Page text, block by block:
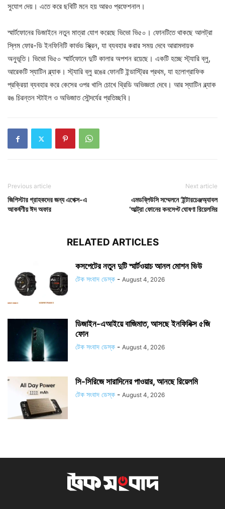
সুযোগ দেয়। এতে করে ছবিটি মনে হয় আরও প্রফেশনাল।
স্মার্টফোনের ডিজাইনে নতুন মাত্রা যোগ করেছে ভিভো ভি৫০। ফোনটিতে থাকছে আলট্রা
স্লিম ফোর-ডি ইনফিনিটি কার্ভড স্ক্রিন, যা ব্যবহার করার সময় দেবে আরামদায়ক
অনুভূতি। ভিভো ভি৫০ স্মার্টফোনে দুটি কালার অপশন রয়েছে। একটি হচ্ছে স্ট্যারি ব্লু,
আরেকটি স্যাটিন ব্ল্যাক। স্ট্যারি ব্লু রঙের ফোনটি ইন্ডাস্ট্রির প্রথম, যা হলোগ্রাফিক
প্রক্রিয়া ব্যবহার করে কেসের ওপর খালি চোখে থ্রিডি অভিজ্ঞতা দেবে। আর স্যাটিন ব্ল্যাক
রঙ চিরন্তন স্টাইল ও অভিজাত সৌন্দর্যের প্রতিচ্ছবি।
Previous article
জিপিস্টার গ্রাহকদের জন্য এপেক্স-এ
আকর্ষণীয় ঈদ অফার
Next article
এমডব্লিউসি সম্মেলনে ‘ইন্টারচেঞ্জঅ্যাবল
‘আল্ট্রা ফোনের কনসেপ্ট ঘোষণা রিয়েলমির
RELATED ARTICLES
কসপেটের নতুন দুটি স্মার্টওয়াচ আনল মোশন ভিউ
টেক সংবাদ ডেস্ক - August 4, 2026
ডিজাইন-এআইয়ে বাজিমাত, আসছে ইনফিনিক্স ৫জি
ফোন
টেক সংবাদ ডেস্ক - August 4, 2026
সি-সিরিজে সারাদিনের পাওয়ার, আনছে রিয়েলমি
টেক সংবাদ ডেস্ক - August 4, 2026